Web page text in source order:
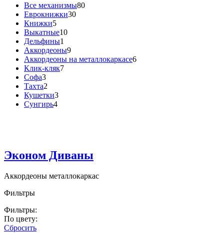
Все механизмы80
Еврокнижки30
Книжки5
Выкатные10
Дельфины1
Аккордеоны9
Аккордеоны на металлокаркасе6
Клик-кляк7
Софа3
Тахта2
Кушетки3
Сунгирь4
Эконом Диваны
Аккордеоны металлокаркас
Фильтры
Фильтры:
По цвету:
Сбросить